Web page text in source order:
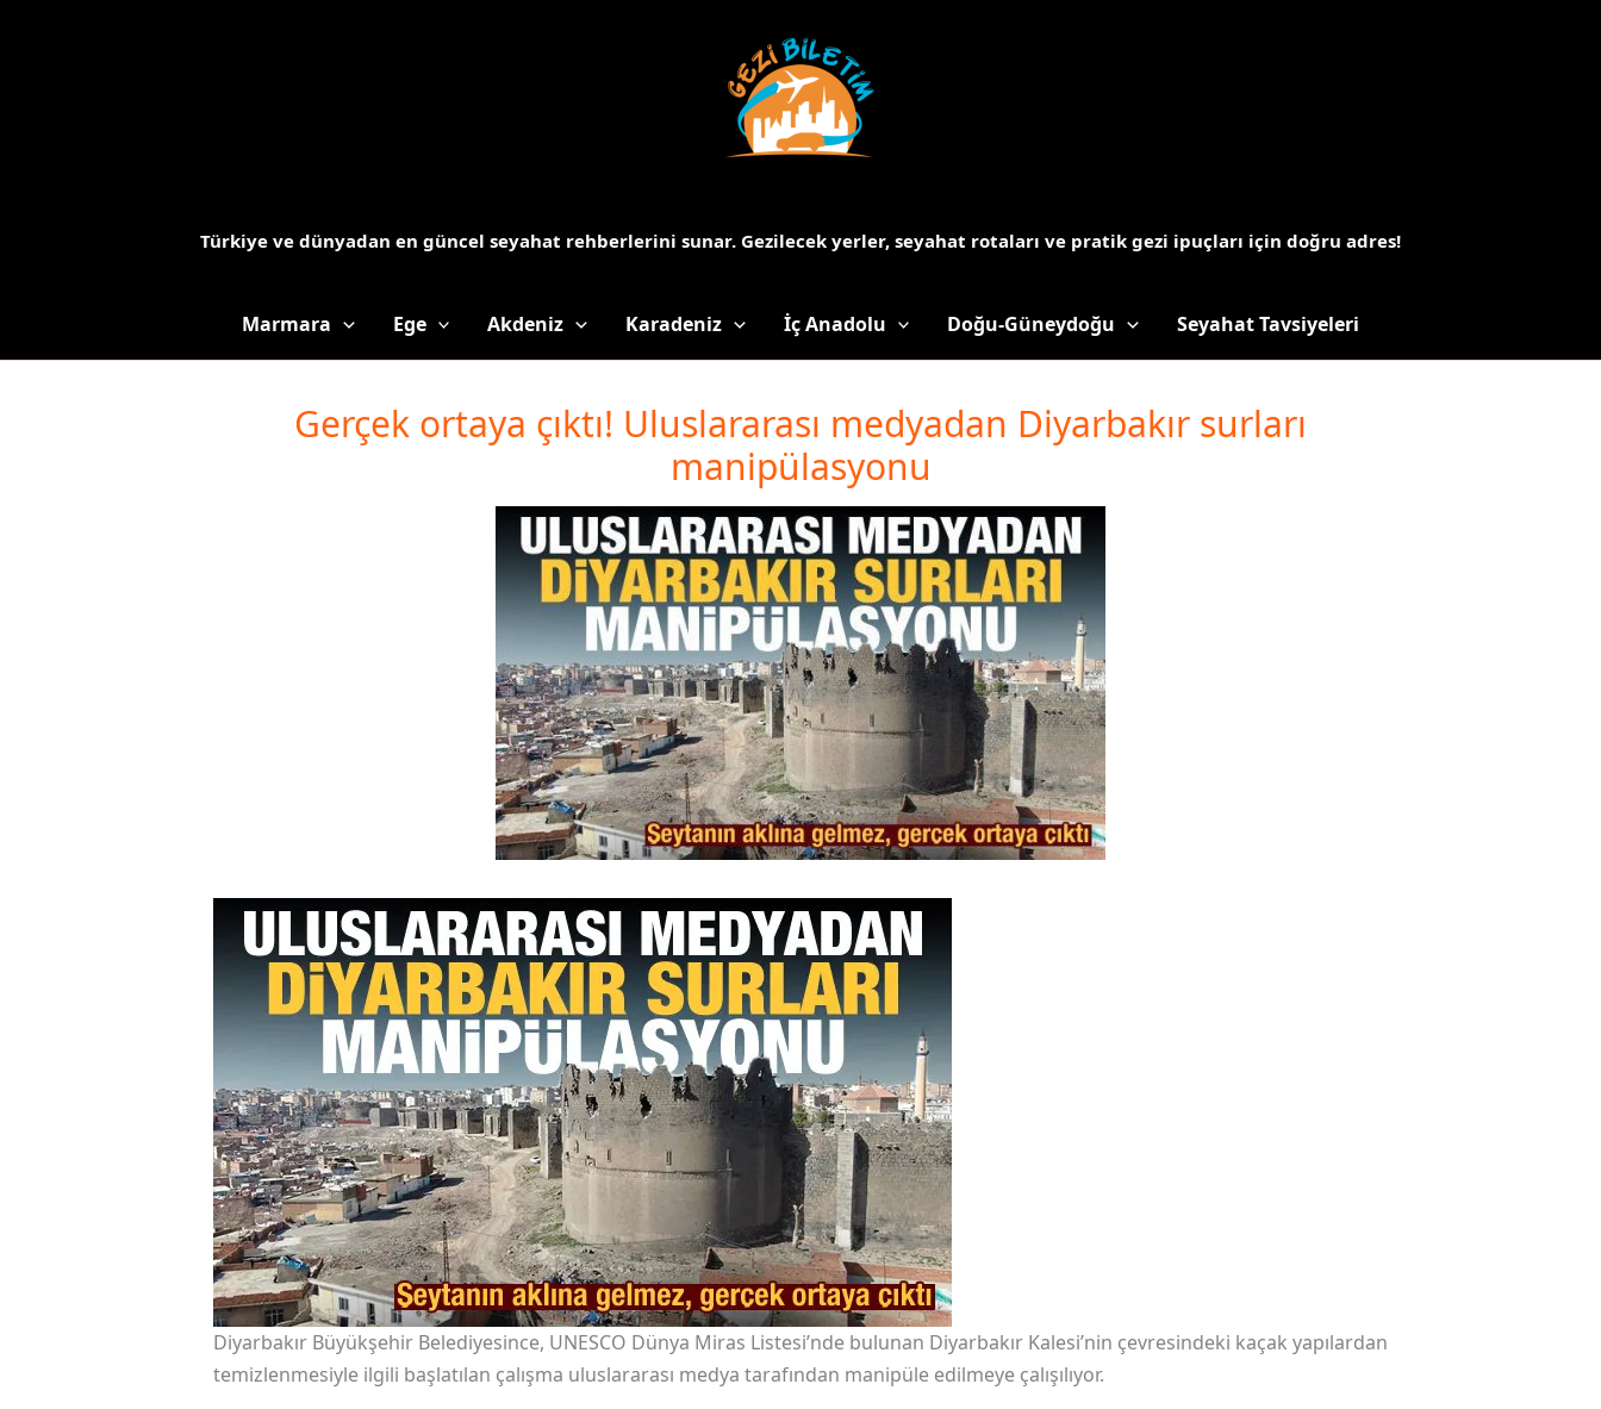
Türkiye ve dünyadan en güncel seyahat rehberlerini sunar. Gezilecek yerler, seyahat rotaları ve pratik gezi ipuçları için doğru adres!
Marmara Ege Akdeniz Karadeniz İç Anadolu Doğu-Güneydoğu Seyahat Tavsiyeleri
Gerçek ortaya çıktı! Uluslararası medyadan Diyarbakır surları
manipülasyonu
Diyarbakır Büyükşehir Belediyesince, UNESCO Dünya Miras Listesi’nde bulunan Diyarbakır Kalesi’nin çevresindeki kaçak yapılardan
temizlenmesiyle ilgili başlatılan çalışma uluslararası medya tarafından manipüle edilmeye çalışılıyor.